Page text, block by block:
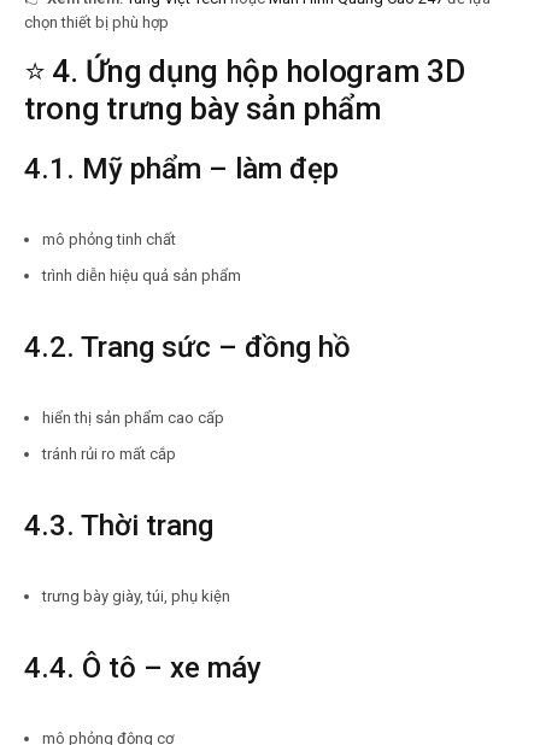
chọn thiết bị phù hợp
⭐ 4. Ứng dụng hộp hologram 3D
trong trưng bày sản phẩm
4.1. Mỹ phẩm – làm đẹp
mô phỏng tinh chất
trình diễn hiệu quả sản phẩm
4.2. Trang sức – đồng hồ
hiển thị sản phẩm cao cấp
tránh rủi ro mất cắp
4.3. Thời trang
trưng bày giày, túi, phụ kiện
4.4. Ô tô – xe máy
mô phỏng động cơ